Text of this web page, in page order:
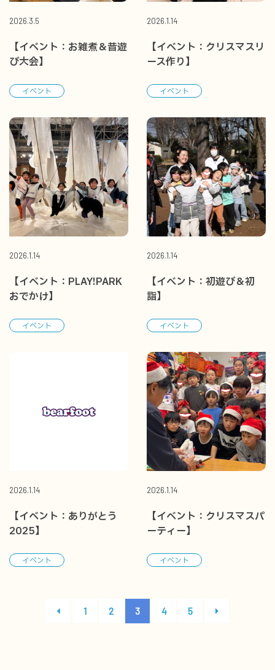
2026.3.5
【イベント：お雑煮＆昔遊
び大会】
イベント
2026.1.14
【イベント：クリスマスリ
ース作り】
イベント
2026.1.14
【イベント：PLAY!PARK
おでかけ】
イベント
2026.1.14
【イベント：初遊び＆初
詣】
イベント
2026.1.14
【イベント：ありがとう
2025】
イベント
2026.1.14
【イベント：クリスマスパ
ーティー】
イベント
1 2 3 4 5